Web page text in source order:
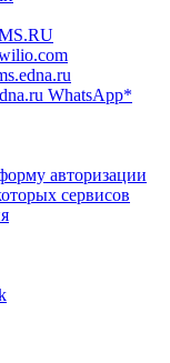
WhatsApp*
авторизации
сервисов